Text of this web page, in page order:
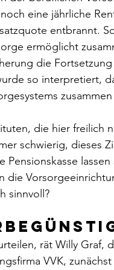
eine jährliche
entbrannt.
ermöglicht
die
so interpretiert,
die hier freilich
schwierig, dieses
Pensionskasse
die
sinnvoll?
rät Willy Graf,
VVK,